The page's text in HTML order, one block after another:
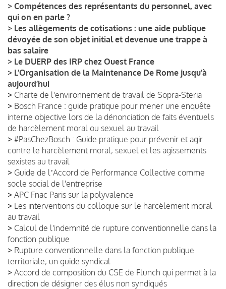
> Compétences des représentants du personnel, avec
qui on en parle ?
> Les allègements de cotisations : une aide publique
dévoyée de son objet initial et devenue une trappe à
bas salaire
> Le DUERP des IRP chez Ouest France
> L’Organisation de la Maintenance De Rome jusqu’à
aujourd’hui
> Charte de l'environnement de travail de Sopra-Steria
> Bosch France : guide pratique pour mener une enquête
interne objective lors de la dénonciation de faits éventuels
de harcèlement moral ou sexuel au travail
> #PasChezBosch : Guide pratique pour prévenir et agir
contre le harcèlement moral, sexuel et les agissements
sexistes au travail
> Guide de lʼAccord de Performance Collective comme
socle social de l'entreprise
> APC Fnac Paris sur la polyvalence
> Les interventions du colloque sur le harcèlement moral
au travail
> Calcul de l'indemnité de rupture conventionnelle dans la
fonction publique
> Rupture conventionnelle dans la fonction publique
territoriale, un guide syndical
> Accord de composition du CSE de Flunch qui permet à la
direction de désigner des élus non syndiqués